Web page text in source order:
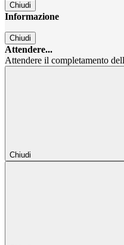
Chiudi
Informazione
Chiudi
Attendere...
Attendere il completamento
Chiudi